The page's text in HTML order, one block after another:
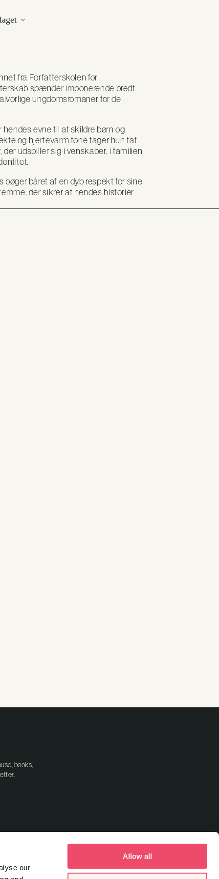
our
Allow all
fra Forfatterskolen for
spænder imponerende bredt –
ungdomsromaner for de
evne til at skildre børn og
og hjertevarm tone tager hun fat
udspiller sig i venskaber, i familien
bøger båret af en dyb respekt for sine
der sikrer at hendes historier
books,